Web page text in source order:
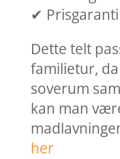
✔ Prisgaranti
Dette telt
familietur,
soverum
kan man
her